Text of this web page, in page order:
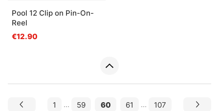
Pool 12 Clip on Pin-On-
Reel
€12.90
1 ... 59 60 61 ... 107